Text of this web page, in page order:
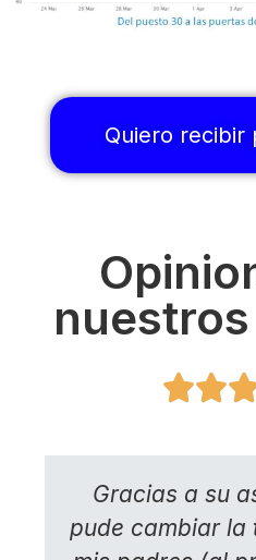
Quiero recibir

Gracias a su
pude cambiar la